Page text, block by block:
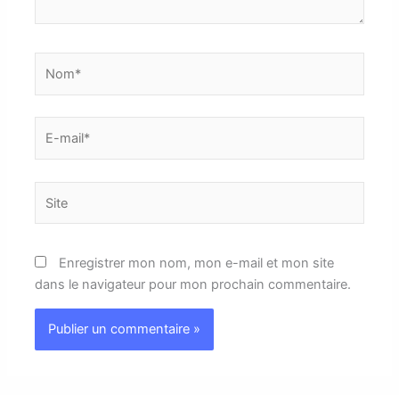
mail*
Enregistrer mon nom, mon e-mail et mon site
dans le navigateur pour mon prochain commentaire.